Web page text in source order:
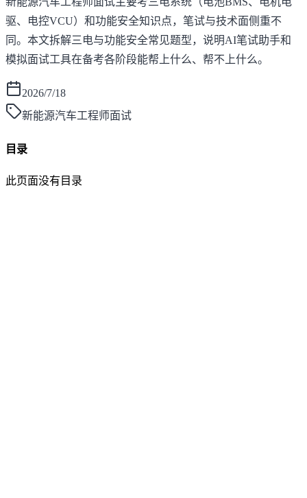
驱、电控VCU）和功能安全知识点，笔试与技术面侧重不
同。本文拆解三电与功能安全常见题型，说明AI笔试助手和
模拟面试工具在备考各阶段能帮上什么、帮不上什么。
2026/7/18
新能源汽车工程师面试
目录
此页面没有目录